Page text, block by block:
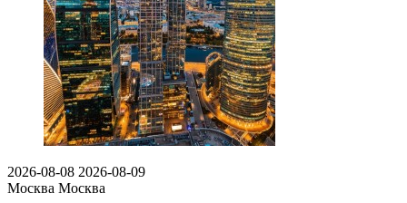
2026-08-08 2026-08-09
Москва Москва